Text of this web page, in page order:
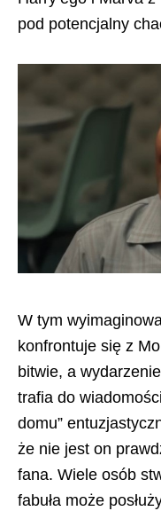
pod potencjalny
W tym
konfrontuje się z
bitwie, a
trafia do
domu”
że nie jest on
fana. Wiele osób
fabuła może